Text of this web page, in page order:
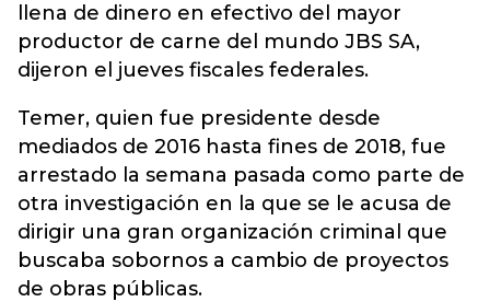
llena de dinero en efectivo del mayor
productor de carne del mundo JBS SA,
dijeron el jueves fiscales federales.
Temer, quien fue presidente desde
mediados de 2016 hasta fines de 2018, fue
arrestado la semana pasada como parte de
otra investigación en la que se le acusa de
dirigir una gran organización criminal que
buscaba sobornos a cambio de proyectos
de obras públicas.